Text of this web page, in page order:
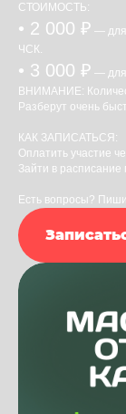
СТОИМОСТЬ:
• 2 000 ₽ — для
ЧСК.
• 3 000 ₽ — для
ВНИМАНИЕ:
Разберут очень
КАК ЗАПИСАТЬСЯ:
Оплатить участие
Зайти в
Есть вопросы?